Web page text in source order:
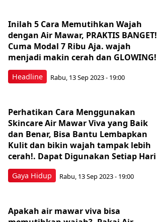
Headline
Inilah 5 Cara Memutihkan Wajah
dengan Air Mawar, PRAKTIS BANGET!
Cuma Modal 7 Ribu Aja. wajah
menjadi makin cerah dan GLOWING!
Rabu, 13 Sep 2023 - 19:00
Gaya Hidup
Perhatikan Cara Menggunakan
Skincare Air Mawar Viva yang Baik
dan Benar, Bisa Bantu Lembapkan
Kulit dan bikin wajah tampak lebih
cerah!. Dapat Digunakan Setiap Hari
Rabu, 13 Sep 2023 - 19:00
Apakah air mawar viva bisa